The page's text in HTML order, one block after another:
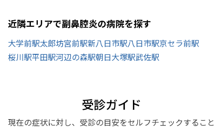
近隣エリアで副鼻腔炎の病院を探す
大学前駅太郎坊宮前駅新八日市駅八日市駅京セラ前駅
桜川駅平田駅河辺の森駅朝日大塚駅武佐駅
受診ガイド
現在の症状に対し、受診の目安をセルフチェックすること